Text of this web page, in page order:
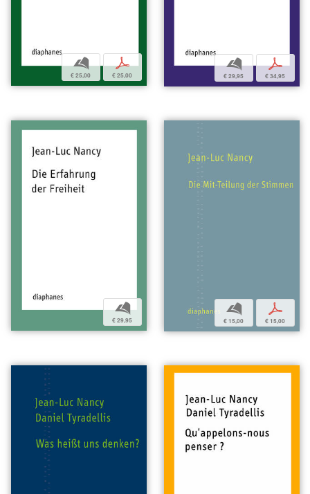
b
€ 25,00
p
€ 25,00
b
€ 29,95
p
€ 34,95
b
€ 29,95
b
€ 15,00
p
€ 15,00